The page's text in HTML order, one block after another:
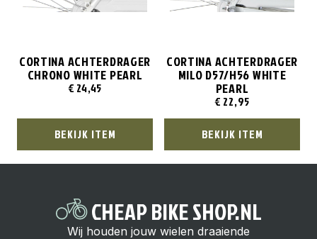
CORTINA ACHTERDRAGER
CHRONO WHITE PEARL
€ 24,45
BEKIJK ITEM
CORTINA ACHTERDRAGER
MILO D57/H56 WHITE
PEARL
€ 22,95
BEKIJK ITEM
CHEAP BIKE SHOP.NL
Wij houden jouw wielen draaiende